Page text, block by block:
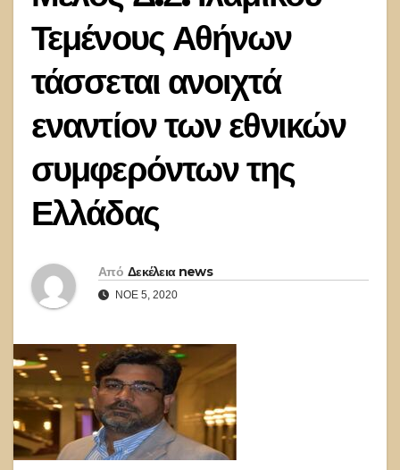
Τεμένους Αθήνων
τάσσεται ανοιχτά
εναντίον των εθνικών
συμφερόντων της
Ελλάδας
Από Δεκέλεια news
ΝΟΈ 5, 2020